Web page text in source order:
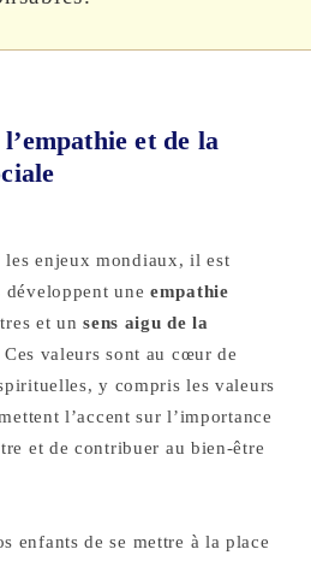
et de la
les enjeux mondiaux, il est
une empathie
et unsens aigu de la
Ces valeurs sont au cœur de
y compris les valeurs
l’accent sur l’importance
et de contribuer au bien-être
enfants de se mettre à la place